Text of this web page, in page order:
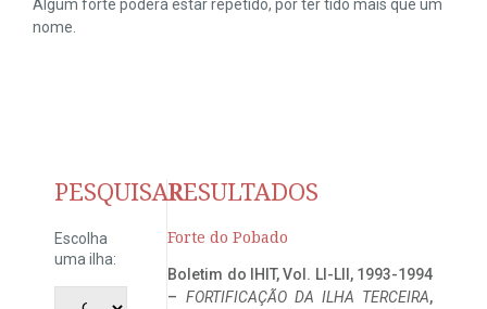
Algum forte poderá estar repetido, por ter tido mais que um
nome.
PESQUISAR
Escolha
uma ilha:
RESULTADOS
Forte do Pobado
Boletim do IHIT, Vol. LI-LII, 1993-1994
– FORTIFICAÇÃO DA ILHA TERCEIRA,